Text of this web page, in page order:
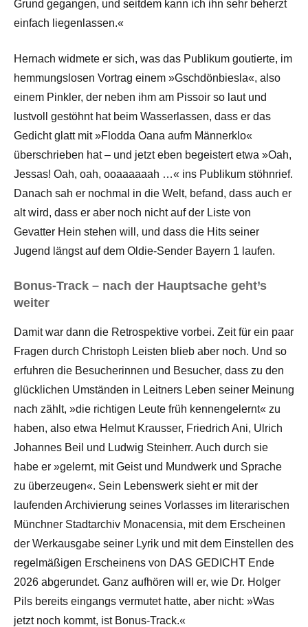
Grund gegangen, und seitdem kann ich ihn sehr beherzt
einfach liegenlassen.«
Hernach widmete er sich, was das Publikum goutierte, im
hemmungslosen Vortrag einem »Gschdönbiesla«, also
einem Pinkler, der neben ihm am Pissoir so laut und
lustvoll gestöhnt hat beim Wasserlassen, dass er das
Gedicht glatt mit »Flodda Oana aufm Männerklo«
überschrieben hat – und jetzt eben begeistert etwa »Oah,
Jessas! Oah, oah, ooaaaaaah …« ins Publikum stöhnrief.
Danach sah er nochmal in die Welt, befand, dass auch er
alt wird, dass er aber noch nicht auf der Liste von
Gevatter Hein stehen will, und dass die Hits seiner
Jugend längst auf dem Oldie-Sender Bayern 1 laufen.
Bonus-Track – nach der Hauptsache geht’s
weiter
Damit war dann die Retrospektive vorbei. Zeit für ein paar
Fragen durch Christoph Leisten blieb aber noch. Und so
erfuhren die Besucherinnen und Besucher, dass zu den
glücklichen Umständen in Leitners Leben seiner Meinung
nach zählt, »die richtigen Leute früh kennengelernt« zu
haben, also etwa Helmut Krausser, Friedrich Ani, Ulrich
Johannes Beil und Ludwig Steinherr. Auch durch sie
habe er »gelernt, mit Geist und Mundwerk und Sprache
zu überzeugen«. Sein Lebenswerk sieht er mit der
laufenden Archivierung seines Vorlasses im literarischen
Münchner Stadtarchiv Monacensia, mit dem Erscheinen
der Werkausgabe seiner Lyrik und mit dem Einstellen des
regelmäßigen Erscheinens von DAS GEDICHT Ende
2026 abgerundet. Ganz aufhören will er, wie Dr. Holger
Pils bereits eingangs vermutet hatte, aber nicht: »Was
jetzt noch kommt, ist Bonus-Track.«